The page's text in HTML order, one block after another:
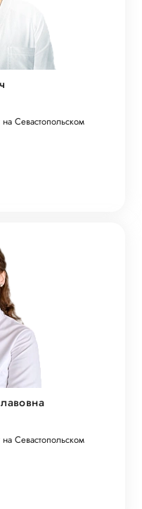
Севастопольском
Севастопольском